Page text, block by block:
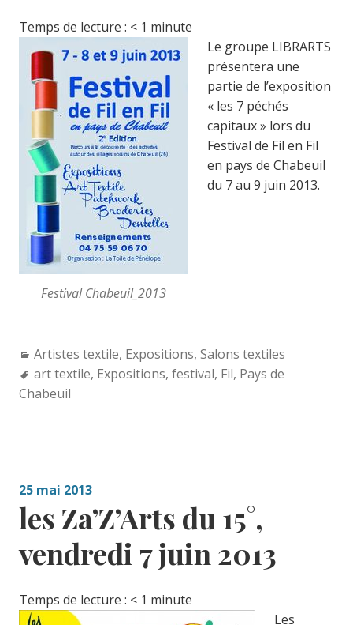
Temps de lecture : < 1 minute
Festival Chabeuil_2013
Le groupe LIBRARTS
présentera une
partie de l’exposition
« les 7 péchés
capitaux » lors du
Festival de Fil en Fil
en pays de Chabeuil
du 7 au 9 juin 2013.
Categories:
Artistes textile, Expositions, Salons textiles
Tags:
art textile, Expositions, festival, Fil, Pays de
Chabeuil
25 mai 2013
les Za’Z’Arts du 15°,
vendredi 7 juin 2013
Temps de lecture : < 1 minute
Les